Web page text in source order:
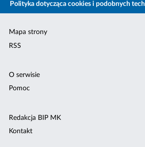
Polityka dotycząca cookies i podobnych
Mapa strony
RSS
O serwisie
Pomoc
Redakcja BIP MK
Kontakt